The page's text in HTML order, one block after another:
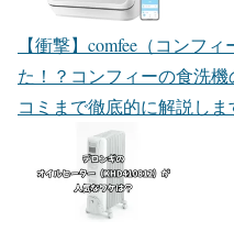
【衝撃】comfee（コンフ
た！？ コンフィーの食洗
コミまで徹底的に解説しま